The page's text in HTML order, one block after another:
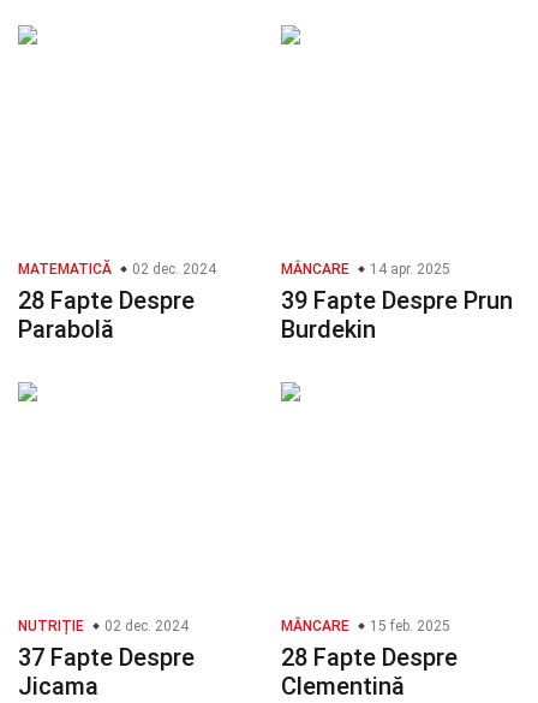
MATEMATICĂ 02 dec. 2024
28 Fapte Despre
Parabolă
MÂNCARE 14 apr. 2025
39 Fapte Despre Prun
Burdekin
NUTRIȚIE 02 dec. 2024
37 Fapte Despre
Jicama
MÂNCARE 15 feb. 2025
28 Fapte Despre
Clementină